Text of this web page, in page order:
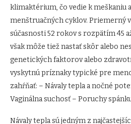
klimaktérium, čo vedie k meškaniu
menštruačných cyklov. Priemerný
súčasnosti 52 rokov s rozpätím 45
však môže tiež nastať skôr alebo
genetických faktorov alebo
vyskytnú príznaky typické pre
zahŕňať: – Návaly tepla a nočné
Vaginálna suchosť – Poruchy
Návaly tepla sú jedným z